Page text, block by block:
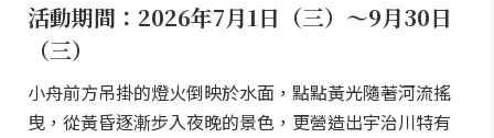
活動期間：2026年7月1日（三）～9月30日
（三）
小舟前方吊掛的燈火倒映於水面，點點黃光隨著河流搖
曳，從黃昏逐漸步入夜晚的景色，更營造出宇治川特有